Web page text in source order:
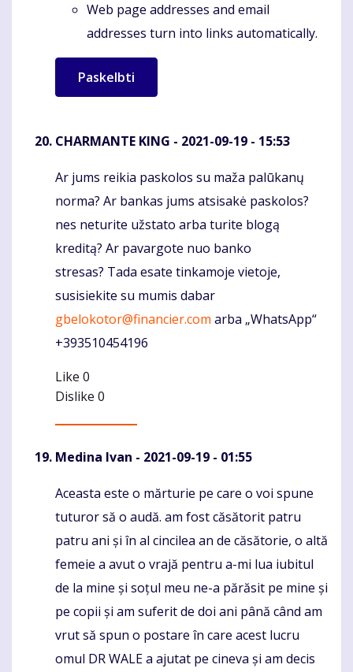
Web page addresses and email
addresses turn into links automatically.
CHARMANTE KING - 2021-09-19 - 15:53
Komentaras
Ar jums reikia paskolos su maža palūkanų
norma? Ar bankas jums atsisakė paskolos?
nes neturite užstato arba turite blogą
kreditą? Ar pavargote nuo banko
stresas? Tada esate tinkamoje vietoje,
susisiekite su mumis dabar
gbelokotor@financier.com arba „WhatsApp“
+393510454196
Like 0
Dislike 0
Medina Ivan - 2021-09-19 - 01:55
Komentaras
Aceasta este o mărturie pe care o voi spune
tuturor să o audă. am fost căsătorit patru
patru ani și în al cincilea an de căsătorie, o altă
femeie a avut o vrajă pentru a-mi lua iubitul
de la mine și soțul meu ne-a părăsit pe mine și
pe copii și am suferit de doi ani până când am
vrut să spun o postare în care acest lucru
omul DR WALE a ajutat pe cineva și am decis